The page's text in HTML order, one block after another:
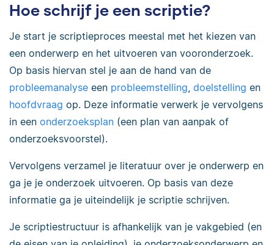
Hoe schrijf je een scriptie?
Je start je scriptieproces meestal met het kiezen van
een onderwerp en het uitvoeren van vooronderzoek.
Op basis hiervan stel je aan de hand van de
probleemanalyse een probleemstelling, doelstelling en
hoofdvraag op. Deze informatie verwerk je vervolgens
in een onderzoeksplan (een plan van aanpak of
onderzoeksvoorstel).
Vervolgens verzamel je literatuur over je onderwerp en
ga je je onderzoek uitvoeren. Op basis van deze
informatie ga je uiteindelijk je scriptie schrijven.
Je scriptiestructuur is afhankelijk van je vakgebied (en